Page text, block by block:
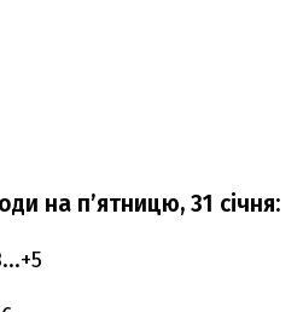
на п’ятницю, 31 січня: